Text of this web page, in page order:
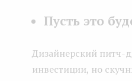
Пусть это
Дизайнерский питч-
инвестиции, но